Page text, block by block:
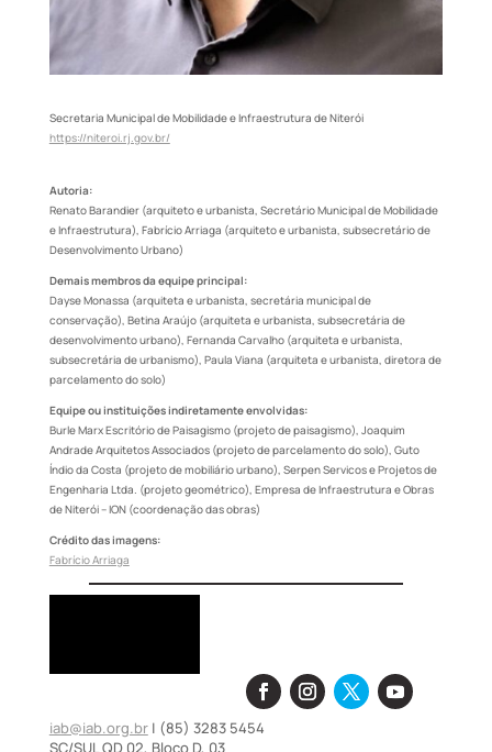
Secretaria Municipal de Mobilidade e Infraestrutura de Niterói
https://niteroi.rj.gov.br/
Autoria:
Renato Barandier (arquiteto e urbanista, Secretário Municipal de Mobilidade
e Infraestrutura), Fabrício Arriaga (arquiteto e urbanista, subsecretário de
Desenvolvimento Urbano)
Demais membros da equipe principal:
Dayse Monassa (arquiteta e urbanista, secretária municipal de
conservação), Betina Araújo (arquiteta e urbanista, subsecretária de
desenvolvimento urbano), Fernanda Carvalho (arquiteta e urbanista,
subsecretária de urbanismo), Paula Viana (arquiteta e urbanista, diretora de
parcelamento do solo)
Equipe ou instituições indiretamente envolvidas:
Burle Marx Escritório de Paisagismo (projeto de paisagismo), Joaquim
Andrade Arquitetos Associados (projeto de parcelamento do solo), Guto
Índio da Costa (projeto de mobiliário urbano), Serpen Servicos e Projetos de
Engenharia Ltda. (projeto geométrico), Empresa de Infraestrutura e Obras
de Niterói – ION (coordenação das obras)
Crédito das imagens:
Fabrício Arriaga
iab@iab.org.br| (85) 3283 5454